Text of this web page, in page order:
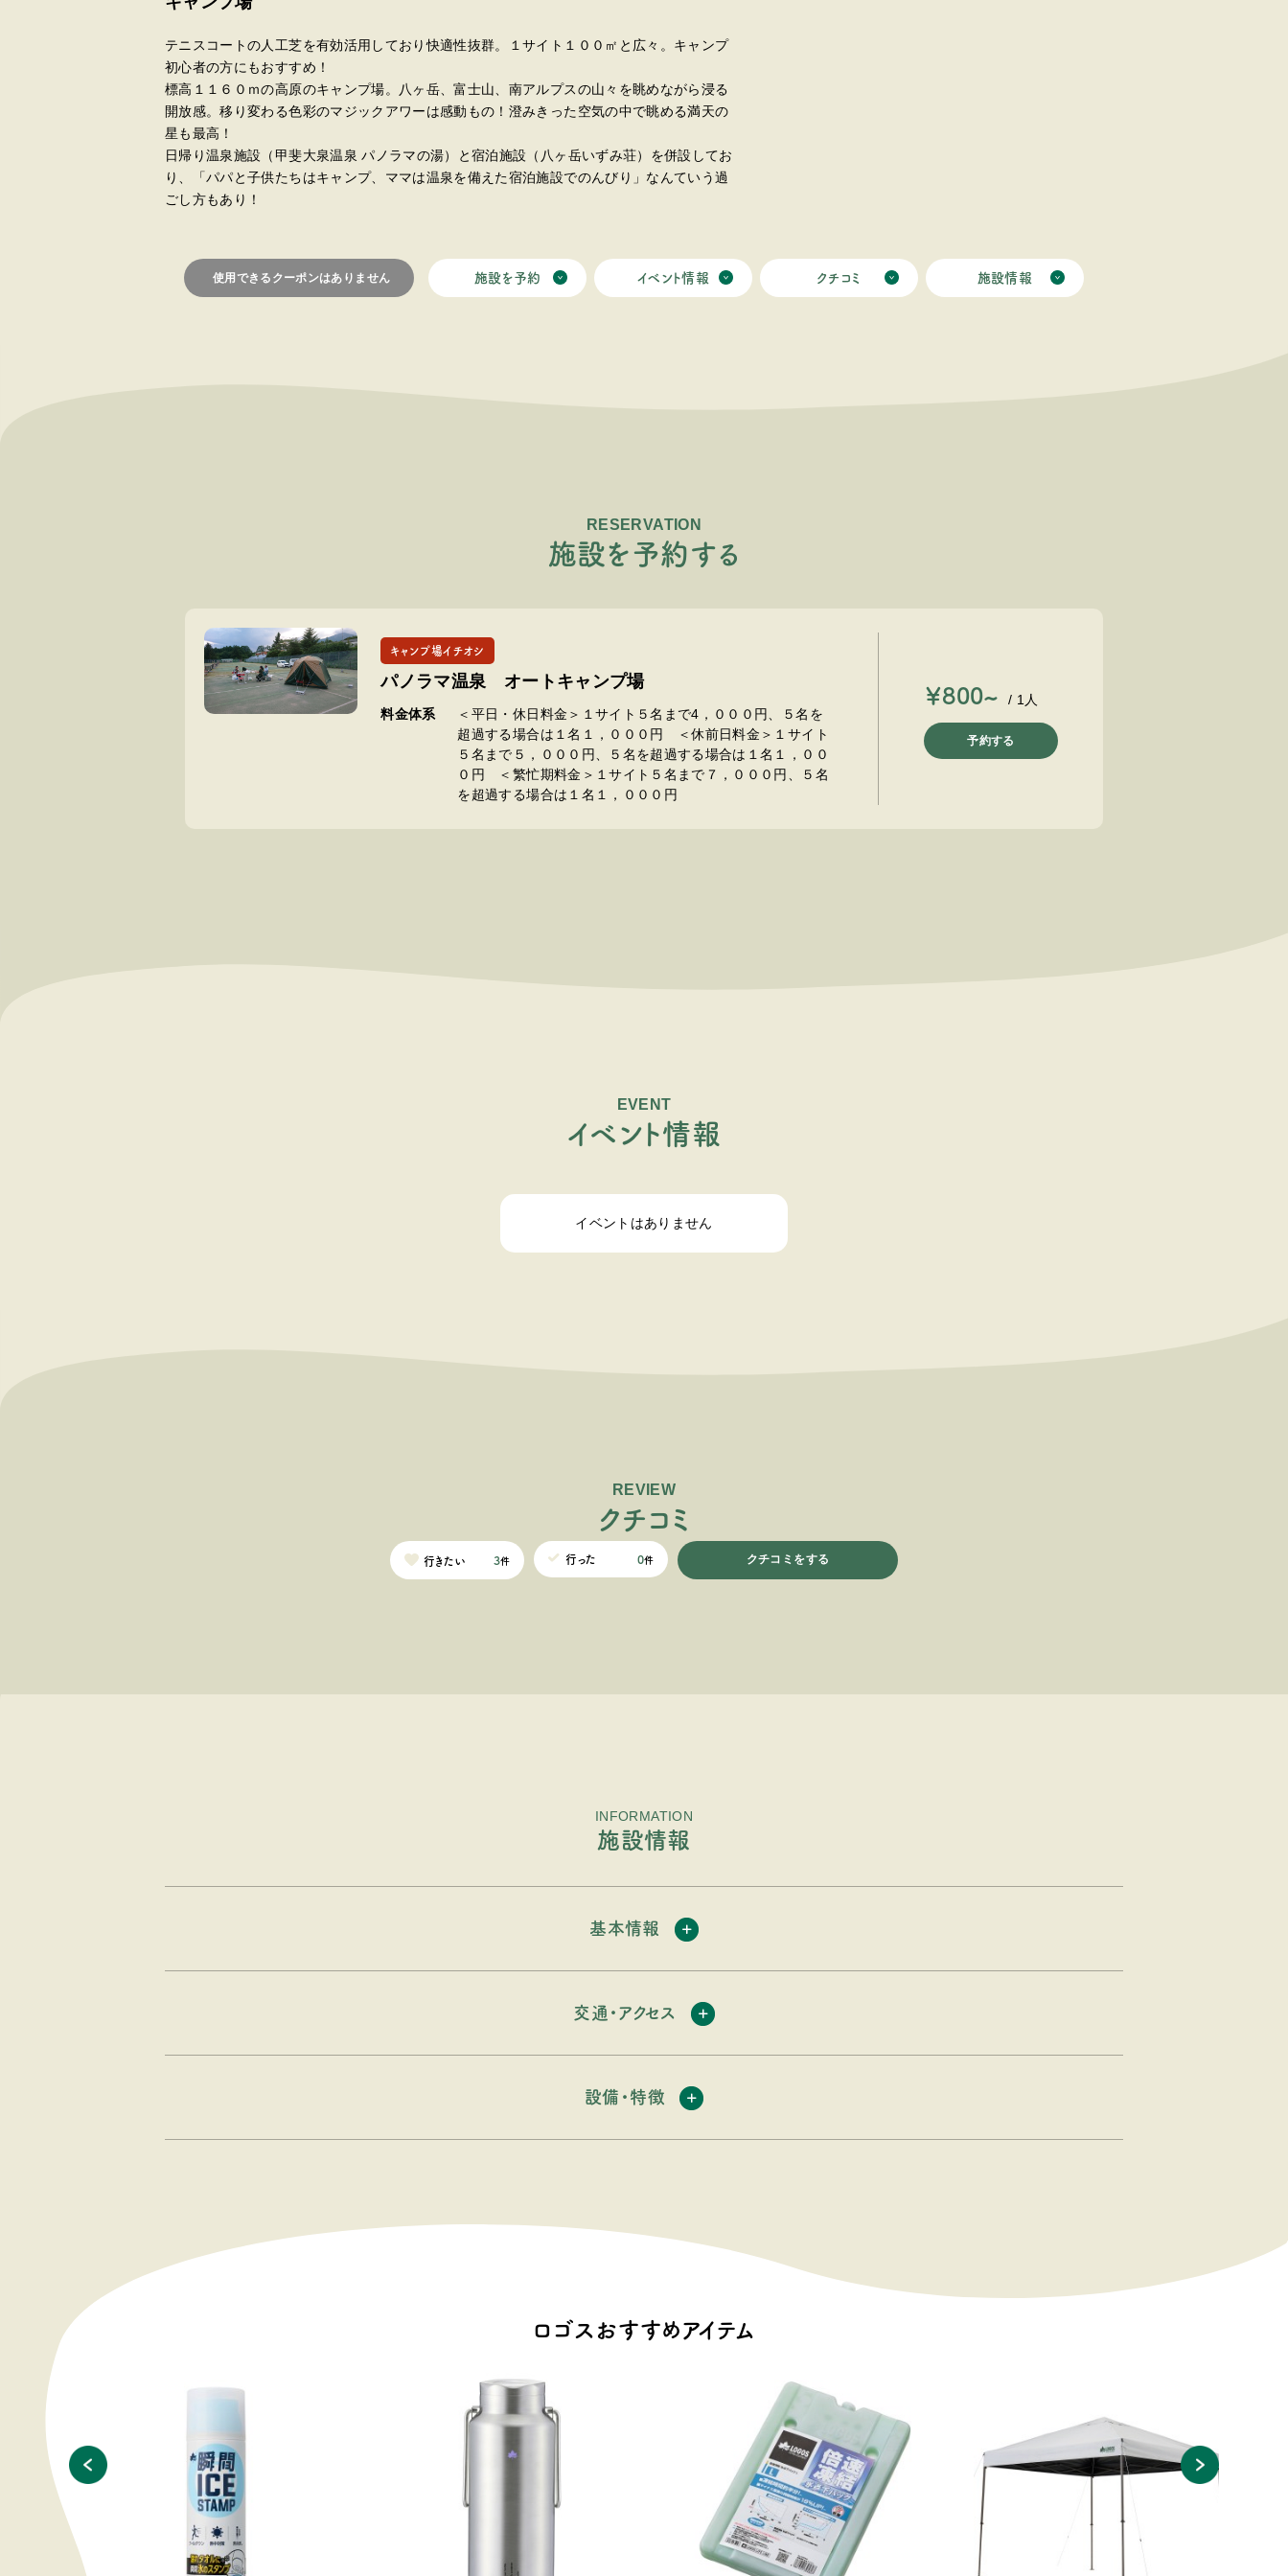
施設を予約 イベント情報 クチコミ 施設情報
使用できるクーポンはありません
テニスコートの人工芝を有効活用しており快適性抜群。１サイト１００㎡と広々。キャンプ
初心者の方にもおすすめ！
標高１１６０ｍの高原のキャンプ場。八ヶ岳、富士山、南アルプスの山々を眺めながら浸る
開放感。移り変わる色彩のマジックアワーは感動もの！澄みきった空気の中で眺める満天の
星も最高！
日帰り温泉施設（甲斐大泉温泉 パノラマの湯）と宿泊施設（八ヶ岳いずみ荘）を併設してお
り、「パパと子供たちはキャンプ、ママは温泉を備えた宿泊施設でのんびり」なんていう過
ごし方もあり！
RESERVATION
施設を予約する
キャンプ場イチオシ
パノラマ温泉 オートキャンプ場
料金体系
＜平日・休日料金＞１サイト５名まで4，０００円、５名を
超過する場合は１名１，０００円 ＜休前日料金＞１サイト
５名まで５，０００円、５名を超過する場合は１名１，００
０円 ＜繁忙期料金＞１サイト５名まで７，０００円、５名
を超過する場合は１名１，０００円
￥800~ / 1人
予約する
EVENT
イベ ン ト情報
イベントはありません
REVIEW
クチ コ ミ
行きたい 3件 行った 0件 クチコミをする
INFORMATION
施設情報
基本情報
交通・アクセス
設備・特徴
ロゴスおすすめアイテム